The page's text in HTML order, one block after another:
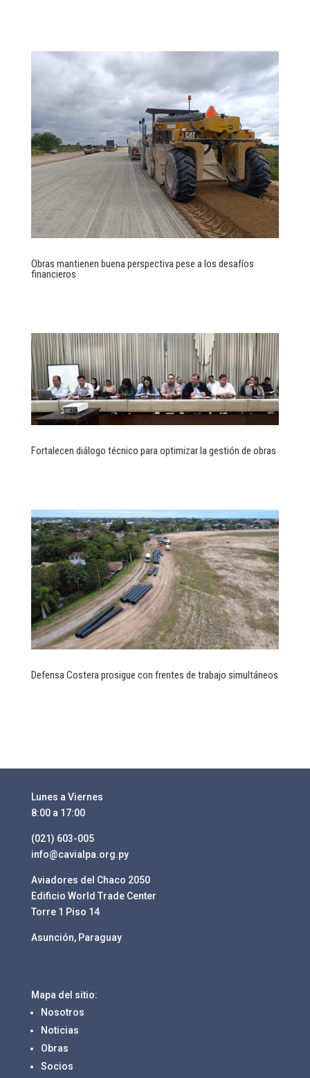
Obras mantienen buena perspectiva pese a los desafíos
financieros
Fortalecen diálogo técnico para optimizar la gestión de obras
Defensa Costera prosigue con frentes de trabajo simultáneos
Lunes a Viernes
8:00 a 17:00
(021) 603-005
info@cavialpa.org.py
Aviadores del Chaco 2050
Edificio World Trade Center
Torre 1 Piso 14
Asunción, Paraguay
Mapa del sitio:
Nosotros
Noticias
Obras
Socios